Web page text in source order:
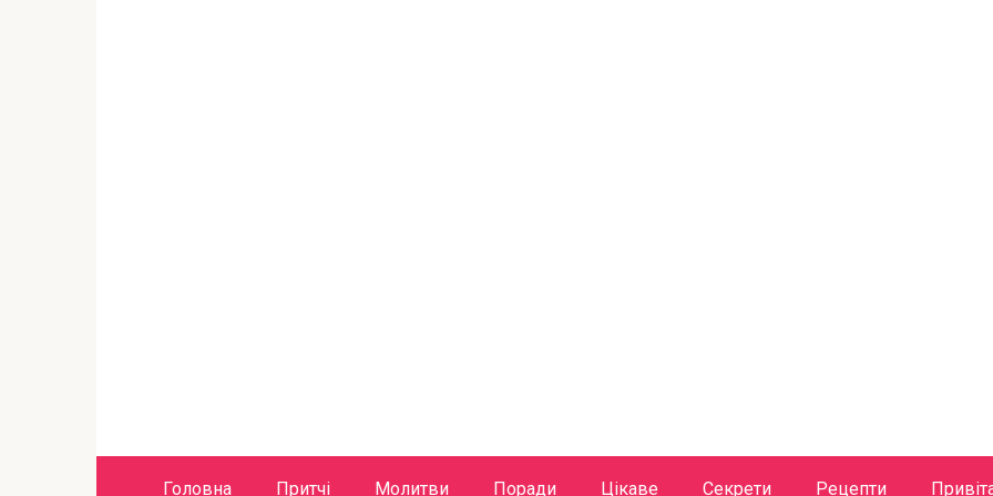
Головна Притчі Молитви Поради Цікаве Секрети Рецепти